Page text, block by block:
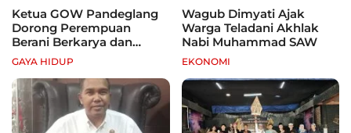
Ketua GOW Pandeglang
Dorong Perempuan
Berani Berkarya dan
Mandiri
GAYA HIDUP
Wagub Dimyati Ajak
Warga Teladani Akhlak
Nabi Muhammad SAW
EKONOMI